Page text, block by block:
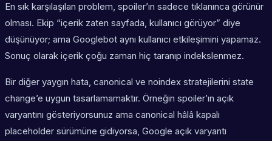
En sık karşılaşılan problem, spoiler’ın sadece tıklanınca görünür
olması. Ekip “içerik zaten sayfada, kullanıcı görüyor” diye
düşünüyor; ama Googlebot aynı kullanıcı etkileşimini yapamaz.
Sonuç olarak içerik çoğu zaman hiç taranıp indekslenmez.
Bir diğer yaygın hata, canonical ve noindex stratejilerini state
change’e uygun tasarlamamaktır. Örneğin spoiler’ın açık
varyantını gösteriyorsunuz ama canonical hâlâ kapalı
placeholder sürümüne gidiyorsa, Google açık varyantı